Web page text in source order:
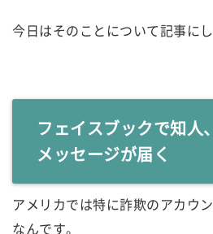
今日はそのことについて記事にし
フェイスブックで知人
メッセージが届く
アメリカでは特に詐欺のアカウ
なんです。